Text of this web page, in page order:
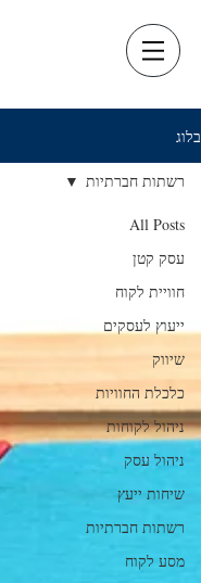
בלוג
All Posts
עסק קטן
חוויית לקוח
ייעוץ לעסקים
שיווק
כלכלת החוויות
ניהול לקוחות
ניהול עסק
שיחות ייעץ
רשתות חברתיות
מסע לקוח
רשתות חברתיות